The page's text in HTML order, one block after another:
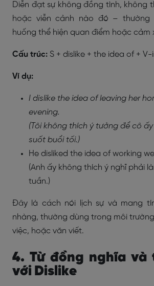
Diễn đạt sự không đồng tình, không
hoặc viễn cảnh nào đó – thường
huống thể hiện quan điểm hoặc cảm
Cấu trúc: S + dislike + the idea of +
Ví dụ:
I dislike the idea of leaving her
evening.
(Tôi không thích ý tưởng để cô
suốt buổi tối.)
He disliked the idea of working
(Anh ấy không thích ý nghĩ phải
tuần.)
Đây là cách nói lịch sự và mang
nhàng, thường dùng trong môi
việc, hoặc văn viết.
4. Từ đồng nghĩa và
với Dislike